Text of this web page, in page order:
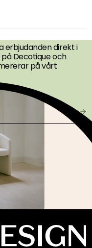
&
FÖRST
erbjudanden direkt i
på Decotique och
på vårt